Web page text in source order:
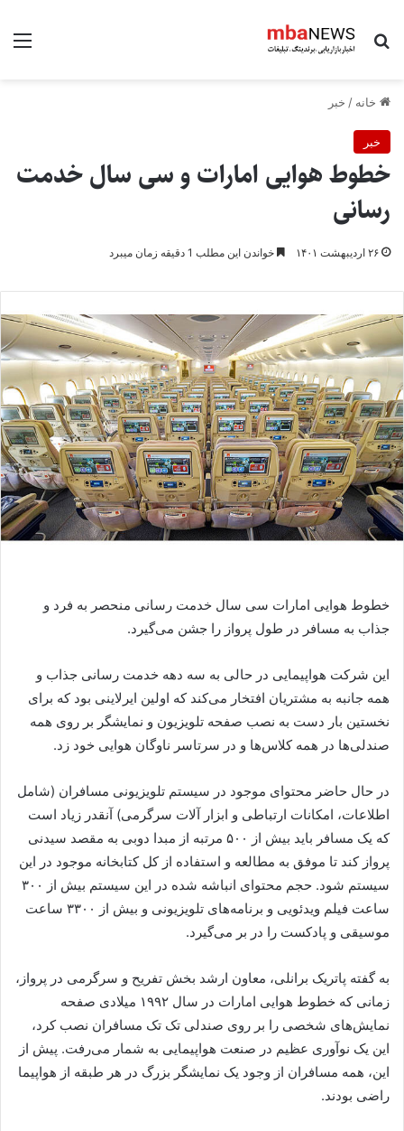
جستجو برای
خانه / خبر
خبر
خطوط هوایی امارات و سی سال خدمت
رسانی
۲۶ اردیبهشت ۱۴۰۱ خواندن این مطلب 1 دقیقه زمان میبرد
خطوط هوایی امارات سی سال خدمت رسانی منحصر به فرد و
جذاب به مسافر در طول پرواز را جشن می‌گیرد.
این شرکت هواپیمایی در حالی به سه دهه خدمت رسانی جذاب و
همه جانبه به مشتریان افتخار می‌کند که اولین ایرلاینی بود که برای
نخستین بار دست به نصب صفحه تلویزیون و نمایشگر بر روی همه
صندلی‌ها در همه کلاس‌ها و در سرتاسر ناوگان هوایی خود زد.
در حال حاضر محتوای موجود در سیستم تلویزیونی مسافران (شامل
اطلاعات، امکانات ارتباطی و ابزار آلات سرگرمی) آنقدر زیاد است
که یک مسافر باید بیش از ۵۰۰ مرتبه از مبدا دوبی به مقصد سیدنی
پرواز کند تا موفق به مطالعه و استفاده از کل کتابخانه موجود در این
سیستم شود. حجم محتوای انباشه شده در این سیستم بیش از ۳۰۰
ساعت فیلم ویدئویی و برنامه‌های تلویزیونی و بیش از ۳۳۰۰ ساعت
موسیقی و پادکست را در بر می‌گیرد.
به گفته پاتریک برانلی، معاون ارشد بخش تفریح و سرگرمی در پرواز،
زمانی که خطوط هوایی امارات در سال ۱۹۹۲ میلادی صفحه
نمایش‌های شخصی را بر روی صندلی تک تک مسافران نصب کرد،
این یک نوآوری عظیم در صنعت هواپیمایی به شمار می‌رفت. پیش از
این، همه مسافران از وجود یک نمایشگر بزرگ در هر طبقه از هواپیما
راضی بودند.